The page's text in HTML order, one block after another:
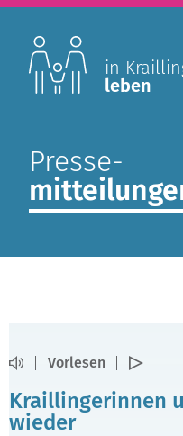
in
leben
Presse-
Vorlesen
Kraillingerinnen
wieder